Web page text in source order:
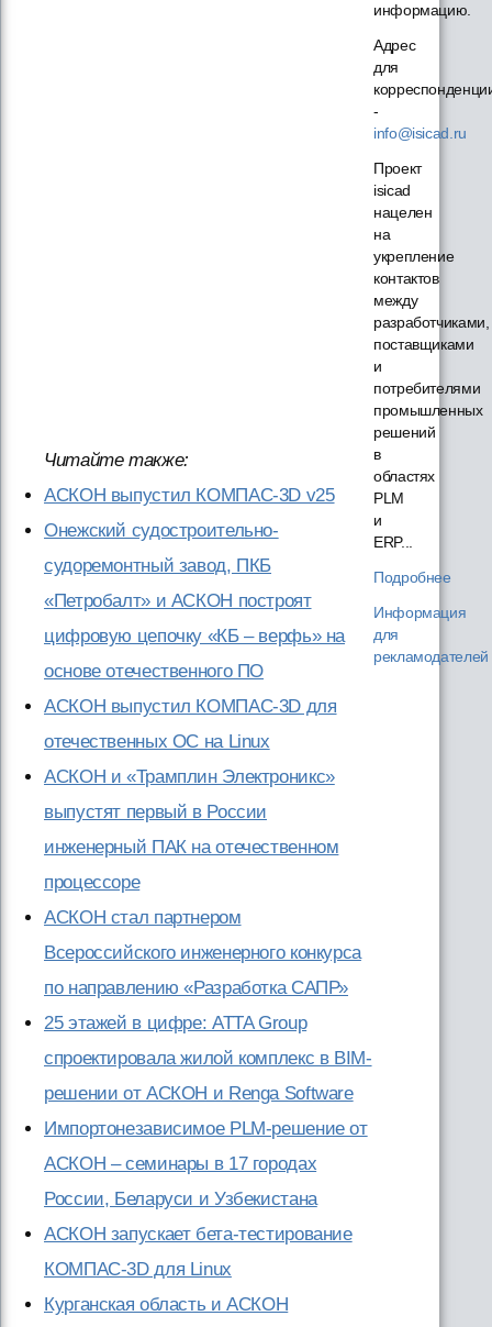
Читайте также:
АСКОН выпустил КОМПАС-3D v25
Онежский судостроительно-
судоремонтный завод, ПКБ
«Петробалт» и АСКОН построят
цифровую цепочку «КБ – верфь» на
основе отечественного ПО
АСКОН выпустил КОМПАС-3D для
отечественных ОС на Linux
АСКОН и «Трамплин Электроникс»
выпустят первый в России
инженерный ПАК на отечественном
процессоре
АСКОН стал партнером
Всероссийского инженерного конкурса
по направлению «Разработка САПР»
25 этажей в цифре: ATTA Group
спроектировала жилой комплекс в BIM-
решении от АСКОН и Renga Software
Импортонезависимое PLM-решение от
АСКОН – семинары в 17 городах
России, Беларуси и Узбекистана
АСКОН запускает бета-тестирование
КОМПАС-3D для Linux
Курганская область и АСКОН
информацию.
Адрес
для
-
info@isicad.ru
Проект
isicad
нацелен
на
укрепление
контактов
между
разработчиками,
поставщиками
и
потребителями
промышленных
решений
в
областях
PLM
и
ERP...
Подробнее
Информация
для
рекламодателей